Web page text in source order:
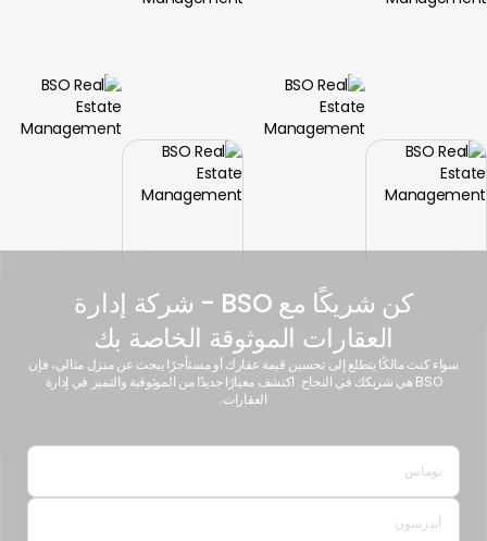
كن شريكًا مع BSO - شركة إدارة
العقارات الموثوقة الخاصة بك
سواء كنت مالكًا يتطلع إلى تحسين قيمة عقارك أو مستأجرًا يبحث عن منزل مثالي، فإن
BSO هي شريكك في النجاح. اكتشف معيارًا جديدًا من الموثوقية والتميز في إدارة
العقارات.